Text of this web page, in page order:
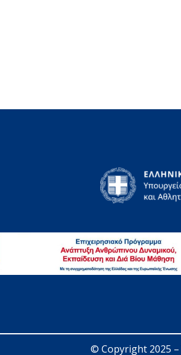
© Copyright 2025 –